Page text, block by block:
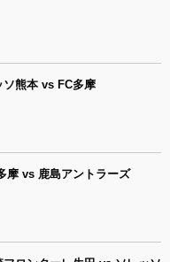
ソ熊本 vs FC多摩
摩 vs 鹿島アントラーズ